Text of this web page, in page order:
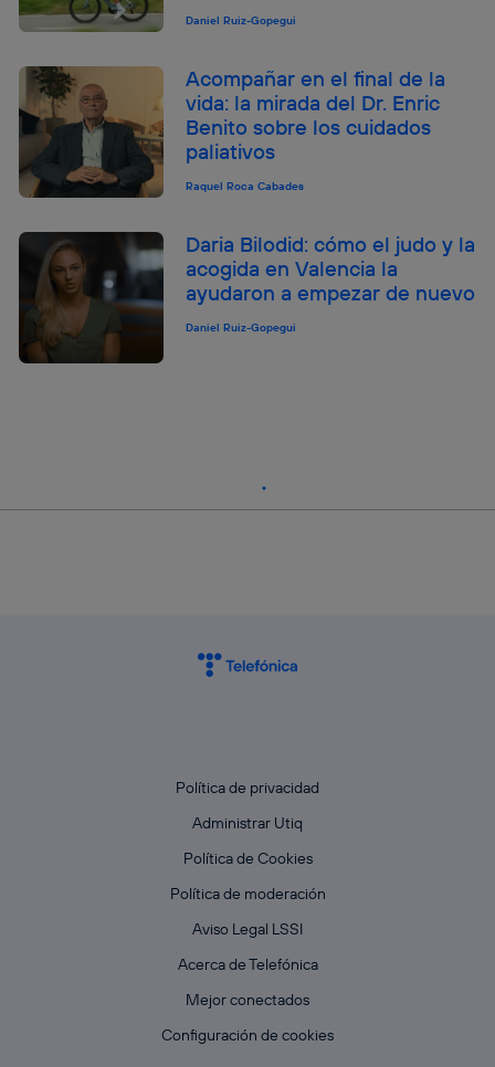
Daniel Ruiz-Gopegui
Acompañar en el final de la
vida: la mirada del Dr. Enric
Benito sobre los cuidados
paliativos
Raquel Roca Cabades
Daria Bilodid: cómo el judo y la
acogida en Valencia la
ayudaron a empezar de nuevo
Daniel Ruiz-Gopegui
Política de privacidad
Administrar Utiq
Política de Cookies
Política de moderación
Aviso Legal LSSI
Acerca de Telefónica
Mejor conectados
Configuración de cookies